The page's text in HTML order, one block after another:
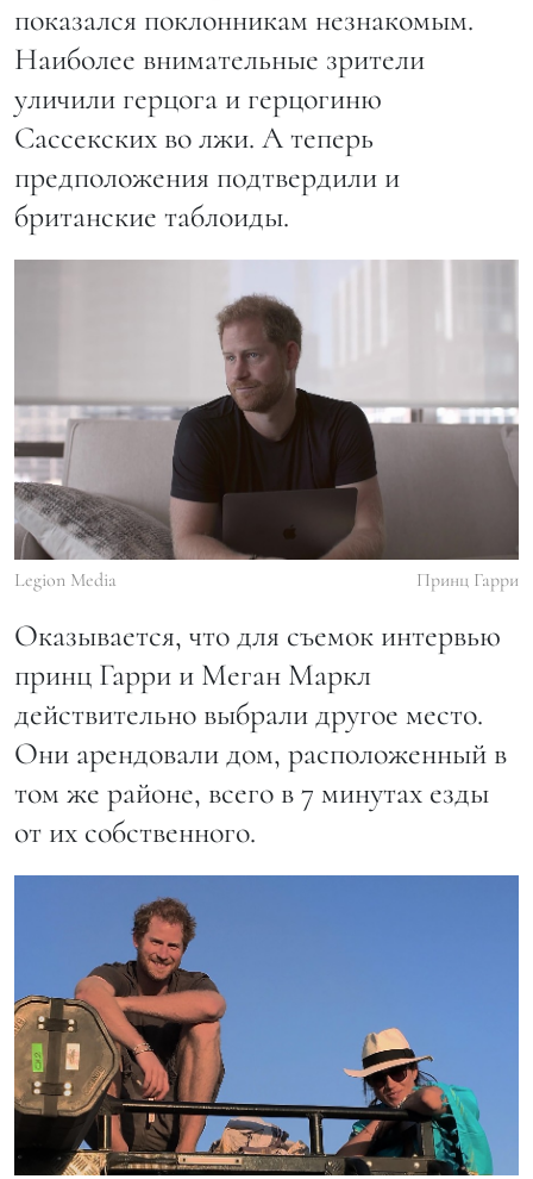
показался поклонникам незнакомым.
Наиболее внимательные зрители
уличили герцога и герцогиню
Сассекских во лжи. А теперь
предположения подтвердили и
британские таблоиды.
Legion Media Принц Гарри
Оказывается, что для съемок интервью
принц Гарри и Меган Маркл
действительно выбрали другое место.
Они арендовали дом, расположенный в
том же районе, всего в 7 минутах езды
от их собственного.